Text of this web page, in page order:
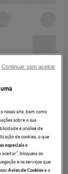
nosso site, bem como
sobre a sua
e análise de
de cookies, o que
especiaise
bloqueia os
e os serviços que
Aviso de Cookiese a
Continuar sem aceitar